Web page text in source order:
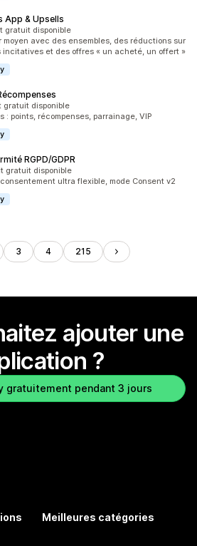
App & Upsells
gratuit disponible
moyen avec des ensembles, des réductions sur
incitatives et des offres « un acheté, un offert »
gratuit disponible
: points, récompenses, parrainage, VIP
RGPD/GDPR
gratuit disponible
ultra flexible, mode Consent v2
3 4 215
ajouter une
?
gratuitement pendant 3 jours
Meilleures catégories